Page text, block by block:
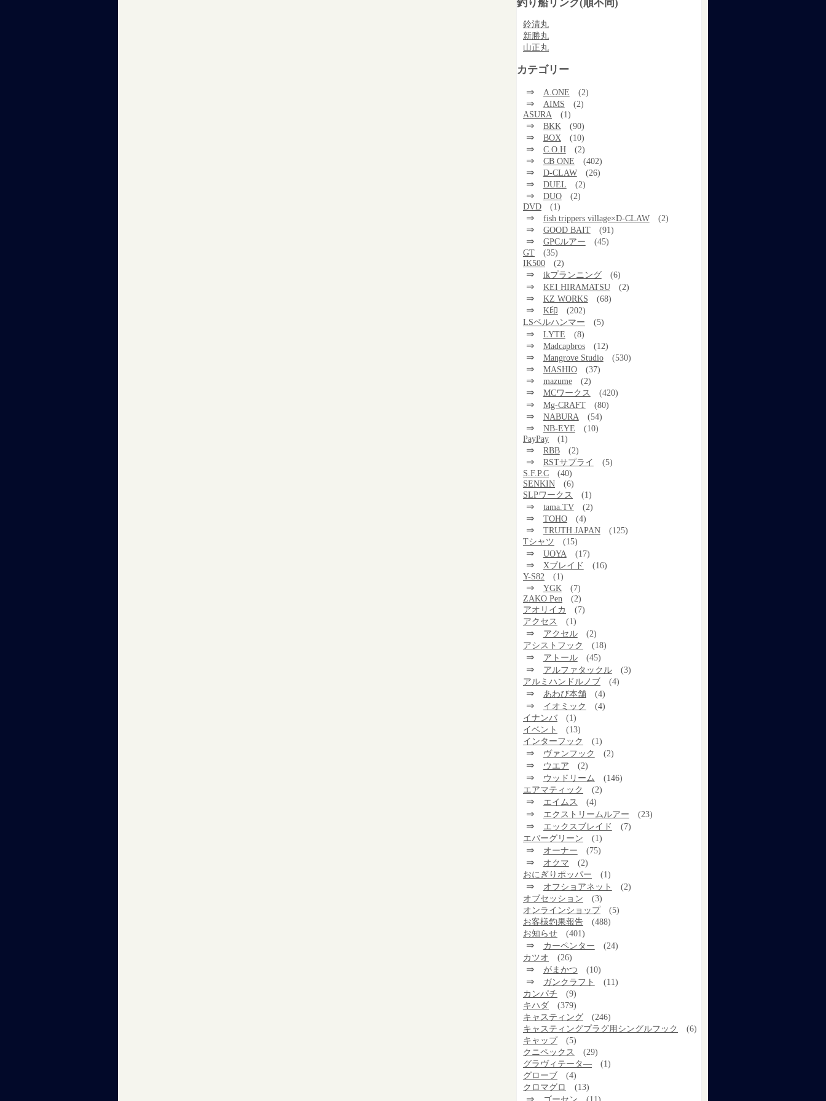
釣り船リンク(順不同)
鈴清丸
新勝丸
山正丸
カテゴリー
⇒ A.ONE (2)
⇒ AIMS
(2)
ASURA
(1)
⇒ BKK (90)
⇒ BOX (10)
⇒ C.O.H (2)
⇒ CB ONE (402)
⇒ D-CLAW (26)
⇒ DUEL (2)
⇒ DUO
(2)
DVD
(1)
⇒ fish trippers village×D-CLAW (2)
⇒ GOOD BAIT (91)
⇒ GPCルアー
(45)
GT
(35)
IK500
(2)
⇒ ikプランニング (6)
⇒ KEI HIRAMATSU (2)
⇒ KZ WORKS (68)
⇒ K印
(202)
LSベルハンマー
(5)
⇒ LYTE (8)
⇒ Madcapbros (12)
⇒ Mangrove Studio (530)
⇒ MASHIO (37)
⇒ mazume (2)
⇒ MCワークス (420)
⇒ Mg-CRAFT (80)
⇒ NABURA (54)
⇒ NB-EYE
(10)
PayPay
(1)
⇒ RBB (2)
⇒ RSTサプライ
(5)
S.F.P.C
(40)
SENKIN
(6)
SLPワークス
(1)
⇒ tama.TV (2)
⇒ TOHO (4)
⇒ TRUTH JAPAN
(125)
Tシャツ
(15)
⇒ UOYA (17)
⇒ Xブレイド
(16)
Y-S82
(1)
⇒ YGK
(7)
ZAKO Pen
(2)
アオリイカ
(7)
アクセス
(1)
⇒ アクセル
(2)
アシストフック
(18)
⇒ アトール (45)
⇒ アルファタックル
(3)
アルミハンドルノブ
(4)
⇒ あわび本舗 (4)
⇒ イオミック
(4)
イナンバ
(1)
イベント
(13)
インターフック
(1)
⇒ ヴァンフック (2)
⇒ ウエア (2)
⇒ ウッドリーム
(146)
エアマティック
(2)
⇒ エイムス (4)
⇒ エクストリームルアー (23)
⇒ エックスブレイド
(7)
エバーグリーン
(1)
⇒ オーナー (75)
⇒ オクマ
(2)
おにぎりポッパー
(1)
⇒ オフショアネット
(2)
オブセッション
(3)
オンラインショップ
(5)
お客様釣果報告
(488)
お知らせ
(401)
⇒ カーペンター
(24)
カツオ
(26)
⇒ がまかつ (10)
⇒ ガンクラフト
(11)
カンパチ
(9)
キハダ
(379)
キャスティング
(246)
キャスティングプラグ用シングルフック
(6)
キャップ
(5)
クニペックス
(29)
グラヴィテータ―
(1)
グローブ
(4)
クロマグロ
(13)
⇒ ゴーセン (11)